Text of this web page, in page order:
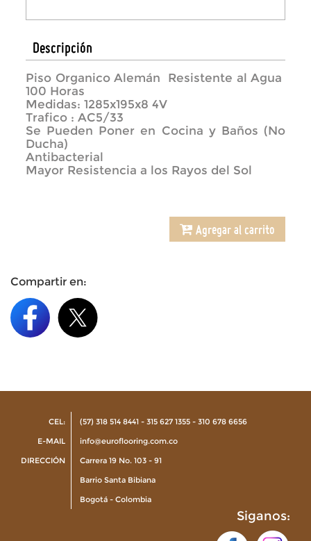
Descripción
Piso Organico Alemán Resistente al Agua
100 Horas
Medidas: 1285x195x8 4V
Trafico : AC5/33
Se Pueden Poner en Cocina y Baños (No
Ducha)
Antibacterial
Mayor Resistencia a los Rayos del Sol
Agregar al carrito
Compartir en:
CEL:
E-MAIL
DIRECCIÓN
(57) 318 514 8441 - 315 627 1355 - 310 678 6656
info@euroflooring.com.co
Carrera 19 No. 103 - 91
Barrio Santa Bibiana
Bogotá - Colombia
Siganos: